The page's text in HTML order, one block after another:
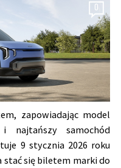
0
zapowiadając model
najtańszy samochód
9 stycznia 2026 roku
stać się biletem marki do